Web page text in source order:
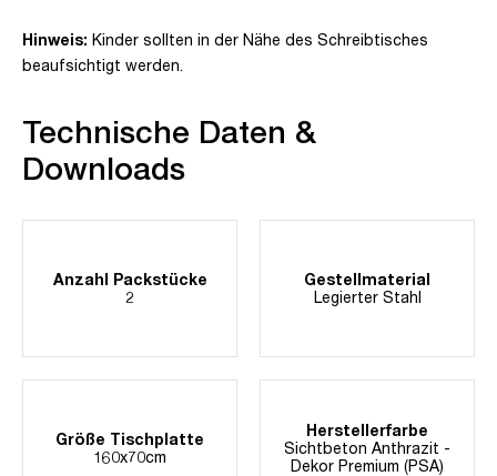
Hinweis: Kinder sollten in der Nähe des Schreibtisches
beaufsichtigt werden.
Technische Daten &
Downloads
Anzahl Packstücke
2
Gestellmaterial
Legierter Stahl
Größe Tischplatte
160x70cm
Herstellerfarbe
Sichtbeton Anthrazit -
Dekor Premium (PSA)